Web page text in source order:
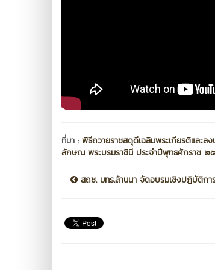
ที่มา :พิธีถวายราชสดุดีเฉลิมพระเกียรติและล
ลักษณ พระบรมราชินี ประจำปีพุทธศักราช ๒
สถช. มทร.ล้านนา จัดอบรมเชิงปฏิบัติการ